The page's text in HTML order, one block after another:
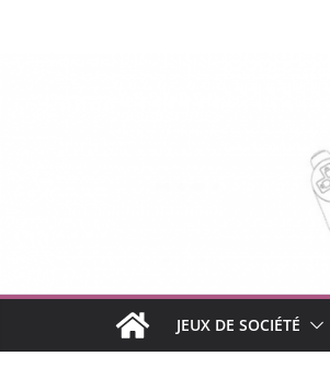
JEUX DE SOCIÉTÉ